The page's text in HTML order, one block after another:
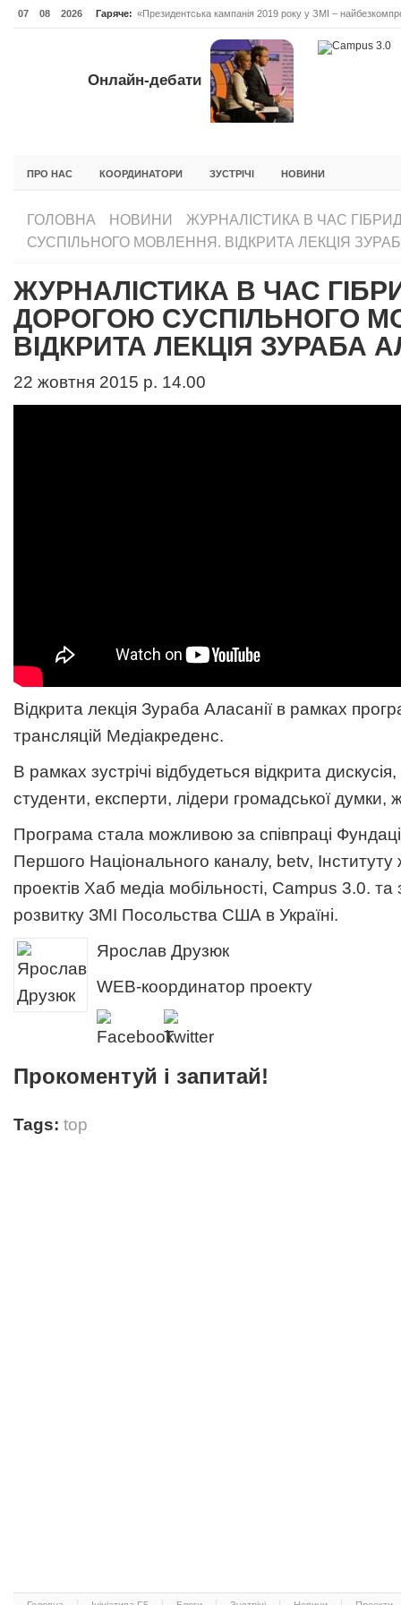
07 08 2026 Гаряче: «Президентська кампанія 2019 року у ЗМІ –
Онлайн-дебати #Відповідальне лідерство. Випуск 3
ОНЛАЙН-ДЕБАТИ #ВІДПОВІДАЛЬНЕ ЛІДЕРСТВО.
Онлайн-дебати
ПРО НАС КООРДИНАТОРИ ЗУСТРІЧІ НОВИНИ
ГОЛОВНА НОВИНИ
ЖУРНАЛІСТИКА В ЧАС
СУСПІЛЬНОГО МОВЛЕННЯ. ВІДКРИТА ЛЕКЦІЯ
ЖУРНАЛІСТИКА В ЧАС
ДОРОГОЮ СУСПІЛЬНОГО
ВІДКРИТА ЛЕКЦІЯ ЗУРАБА
22 жовтня 2015 р. 14.00
Відкрита лекція Зураба Аласанії в рамках
трансляцій Медіакреденс.
В рамках зустрічі відбудеться відкрита
студенти, експерти, лідери громадської думки,
Програма стала можливою за співпраці
Першого Національного каналу, betv, Інституту
проектів Хаб медіа мобільності, Campus 3.0.
розвитку ЗМІ Посольства США в Україні.
Ярослав Друзюк
WEB-координатор проекту
Прокоментуй і запитай!
Tags: top